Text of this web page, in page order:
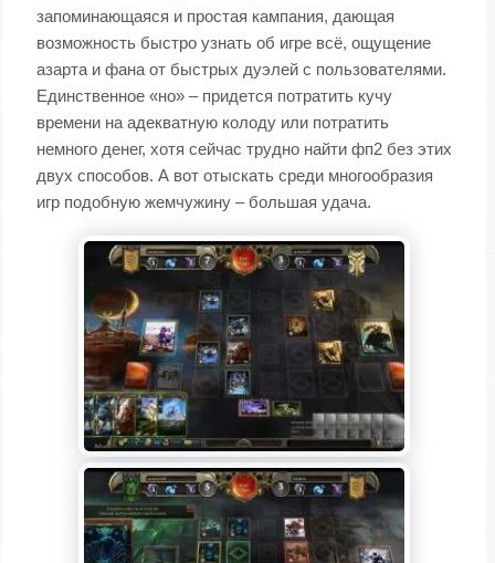
запоминающаяся и простая кампания, дающая
возможность быстро узнать об игре всё, ощущение
азарта и фана от быстрых дуэлей с пользователями.
Единственное «но» – придется потратить кучу
времени на адекватную колоду или потратить
немного денег, хотя сейчас трудно найти фп2 без этих
двух способов. А вот отыскать среди многообразия
игр подобную жемчужину – большая удача.